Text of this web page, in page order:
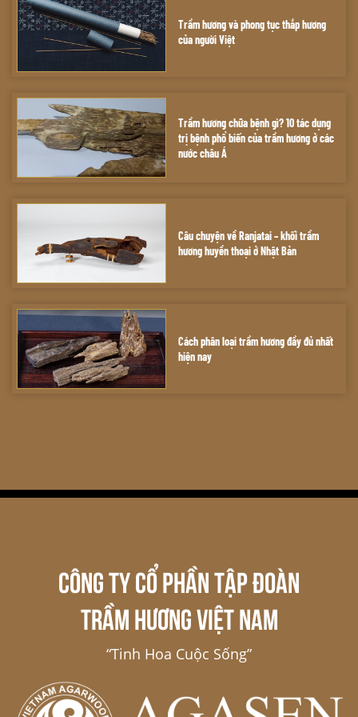
Trầm hương và phong tục thắp hương
của người Việt
Trầm hương chữa bệnh gì? 10 tác dụng
trị bệnh phổ biến của trầm hương ở các
nước châu Á
Câu chuyện về Ranjatai – khối trầm
hương huyền thoại ở Nhật Bản
Cách phân loại trầm hương đầy đủ nhất
hiện nay
CÔNG TY CỔ PHẦN TẬP ĐOÀN
TRẦM HƯƠNG VIỆT NAM
“Tinh Hoa Cuộc Sống”